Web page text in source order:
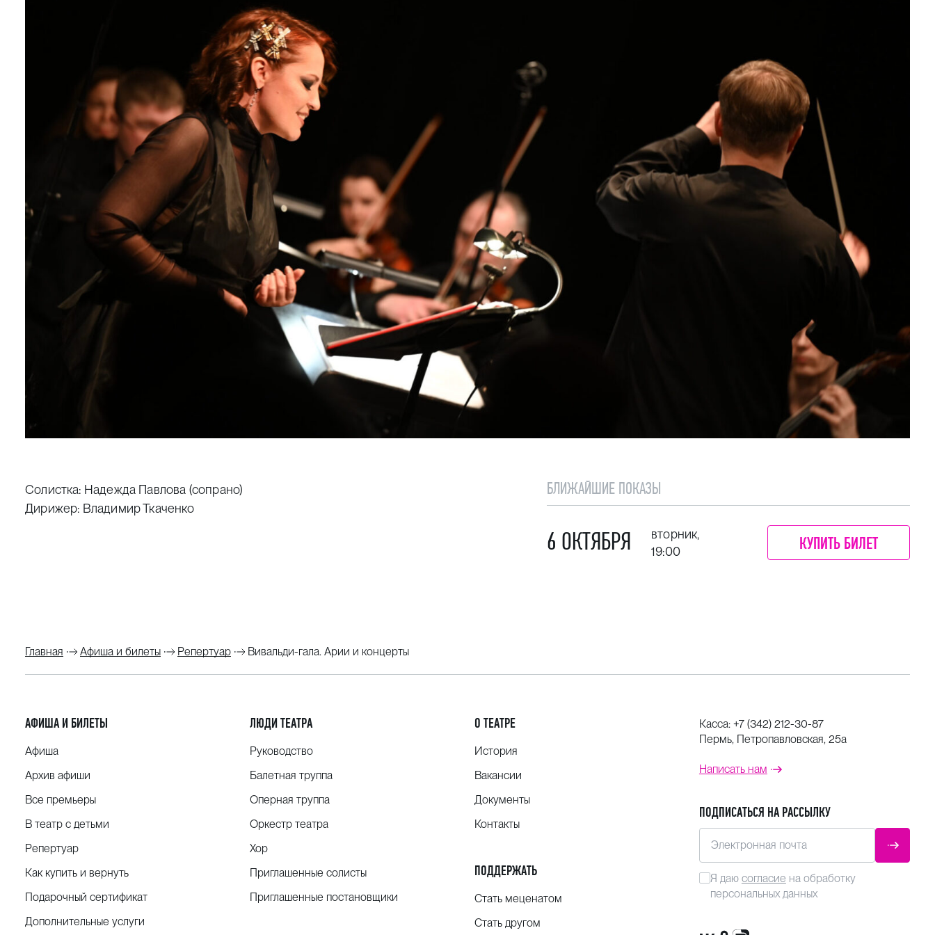
Солистка: Надежда Павлова (сопрано)
Дирижер: Владимир Ткаченко
БЛИЖАЙШИЕ ПОКАЗЫ
6 ОКТЯБРЯ
вторник,
19:00
КУПИТЬ БИЛЕТ
Главная Афиша и билеты Репертуар Вивальди-гала. Арии и концерты
АФИША И БИЛЕТЫ
Афиша
Архив афиши
Все премьеры
В театр с детьми
Репертуар
Как купить и вернуть
Подарочный сертификат
Дополнительные услуги
ЛЮДИ ТЕАТРА
Руководство
Балетная труппа
Оперная труппа
Оркестр театра
Хор
Приглашенные солисты
Приглашенные постановщики
О ТЕАТРЕ
История
Вакансии
Документы
Контакты
ПОДДЕРЖАТЬ
Стать меценатом
Стать другом
Касса: +7 (342) 212-30-87
Пермь, Петропавловская, 25а
Написать нам
ПОДПИСАТЬСЯ НА РАССЫЛКУ
Электронная почта
Я даю согласие на обработку
персональных данных